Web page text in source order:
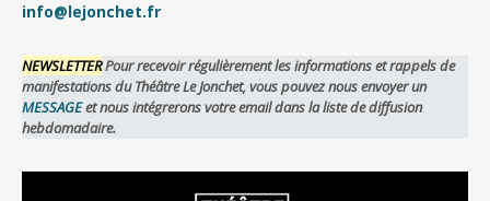
info@lejonchet.fr
NEWSLETTERPour recevoir régulièrement les informations et rappels de
manifestations du Théâtre Le Jonchet, vous pouvez nous envoyer un
MESSAGEet nous intégrerons votre email dans la liste de diffusion
hebdomadaire.